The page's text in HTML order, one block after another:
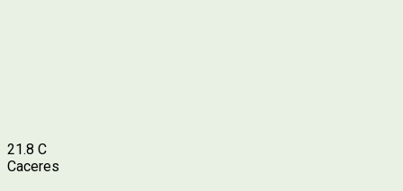
21.8 C
Caceres